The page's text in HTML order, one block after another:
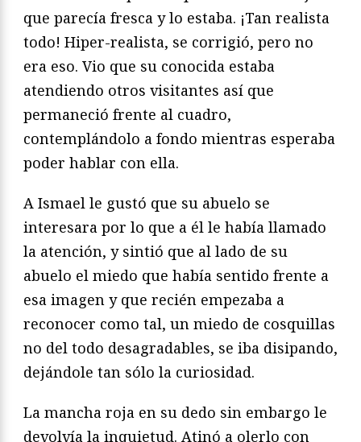
que parecía fresca y lo estaba. ¡Tan realista
todo! Hiper-realista, se corrigió, pero no
era eso. Vio que su conocida estaba
atendiendo otros visitantes así que
permaneció frente al cuadro,
contemplándolo a fondo mientras esperaba
poder hablar con ella.
A Ismael le gustó que su abuelo se
interesara por lo que a él le había llamado
la atención, y sintió que al lado de su
abuelo el miedo que había sentido frente a
esa imagen y que recién empezaba a
reconocer como tal, un miedo de cosquillas
no del todo desagradables, se iba disipando,
dejándole tan sólo la curiosidad.
La mancha roja en su dedo sin embargo le
devolvía la inquietud. Atinó a olerlo con